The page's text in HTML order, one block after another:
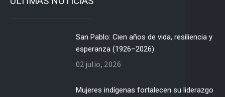
San Pablo: Cien años de vida, resiliencia y
esperanza (1926–2026)
02 julio, 2026
Mujeres indígenas fortalecen su liderazgo